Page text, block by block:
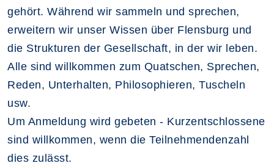
gehört. Während wir sammeln und sprechen,
erweitern wir unser Wissen über Flensburg und
die Strukturen der Gesellschaft, in der wir leben.
Alle sind willkommen zum Quatschen, Sprechen,
Reden, Unterhalten, Philosophieren, Tuscheln
usw.
Um Anmeldung wird gebeten - Kurzentschlossene
sind willkommen, wenn die Teilnehmendenzahl
dies zulässt.